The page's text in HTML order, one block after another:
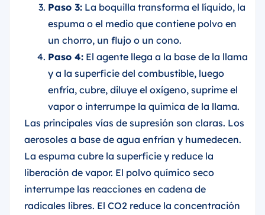
Paso 3: La boquilla transforma el líquido, la
espuma o el medio que contiene polvo en
un chorro, un flujo o un cono.
Paso 4: El agente llega a la base de la llama
y a la superficie del combustible, luego
enfría, cubre, diluye el oxígeno, suprime el
vapor o interrumpe la química de la llama.
Las principales vías de supresión son claras. Los
aerosoles a base de agua enfrían y humedecen.
La espuma cubre la superficie y reduce la
liberación de vapor. El polvo químico seco
interrumpe las reacciones en cadena de
radicales libres. El CO2 reduce la concentración